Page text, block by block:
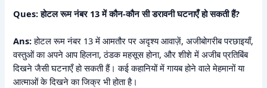
Ques: होटल रूम नंबर 13 में कौन-कौन सी डरावनी घटनाएँ हो सकती हैं?
Ans:होटल रूम नंबर 13 में आमतौर पर अदृश्य आवाज़ें, अजीबोगरीब परछाइयाँ,
वस्तुओं का अपने आप हिलना, ठंडक महसूस होना, और शीशे में अजीब प्रतिबिंब
दिखने जैसी घटनाएँ हो सकती हैं। कई कहानियों में गायब होने वाले मेहमानों या
आत्माओं के दिखने का जिक्र भी होता है।